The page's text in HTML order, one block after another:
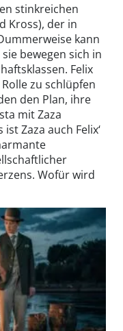
stinkreichen
Kross), der in
kann
bewegen sich in
Felix
zu schlüpfen
den Plan, ihre
mit Zaza
Zaza auch Felix‘
Wofür wird